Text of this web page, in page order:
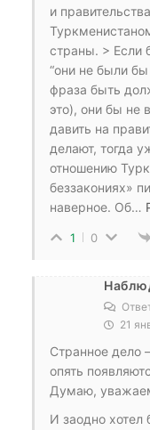
и
страны. > Если
“они не были
фраза быть
это), они бы не
давить на
делают, тогда
отношению
беззакониях»
наверное. Об…
1 0
21
Странное дело
опять
Думаю,
И заодно хотел